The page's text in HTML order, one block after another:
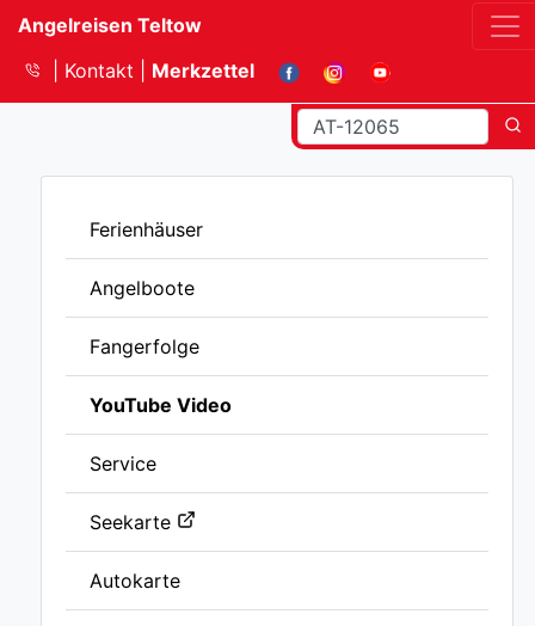
Angelreisen Teltow
Kontakt
Merkzettel
Ferienhäuser
Angelboote
Fangerfolge
YouTube Video
Service
Seekarte
Autokarte